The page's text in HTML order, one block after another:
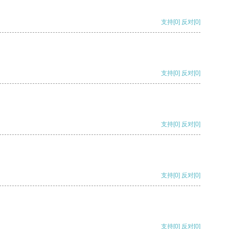
支持[0] 反对[0]
支持[0] 反对[0]
支持[0] 反对[0]
支持[0] 反对[0]
支持[0] 反对[0]